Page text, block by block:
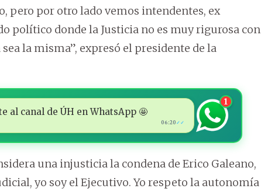
pero por otro lado vemos intendentes, ex
político donde la Justicia no es muy rigurosa con
la misma”, expresó el presidente de la
al canal de ÚH en WhatsApp 🤩
06:20 ✓✓
1
una injusticia la condena de Erico Galeano,
yo soy el Ejecutivo. Yo respeto la autonomía